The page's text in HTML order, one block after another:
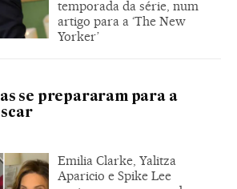
temporada da série, num
artigo para a ‘The New
Yorker’
se prepararam para a
Emilia Clarke, Yalitza
Aparicio e Spike Lee